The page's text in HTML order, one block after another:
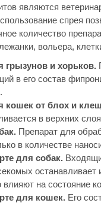
являются
спрея
количество
вольера,
и хорьков.
в его состав
кошек от блох и
в верхних
Препарат для
в количестве
для собак.
на состояние
для кошек. Его